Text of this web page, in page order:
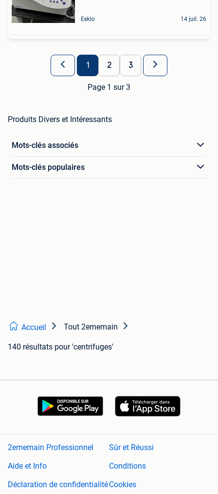
Eeklo 14 juil. 26
1 2 3
Page 1 sur 3
Produits Divers et Intéressants
Mots-clés associés
Mots-clés populaires
Accueil Tout 2ememain
140 résultats pour 'centrifuges'
2ememain Professionnel
Sûr et Réussi
Aide et Info
Conditions
Déclaration de confidentialitéCookies